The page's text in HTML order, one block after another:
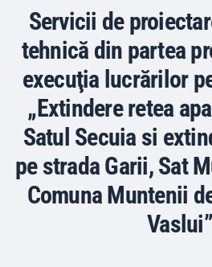
Servicii de
tehnică din partea
execuţia lucrărilor
„Extindere retea
Satul Secuia si
pe strada Garii, Sat
Comuna Muntenii
Vaslui”